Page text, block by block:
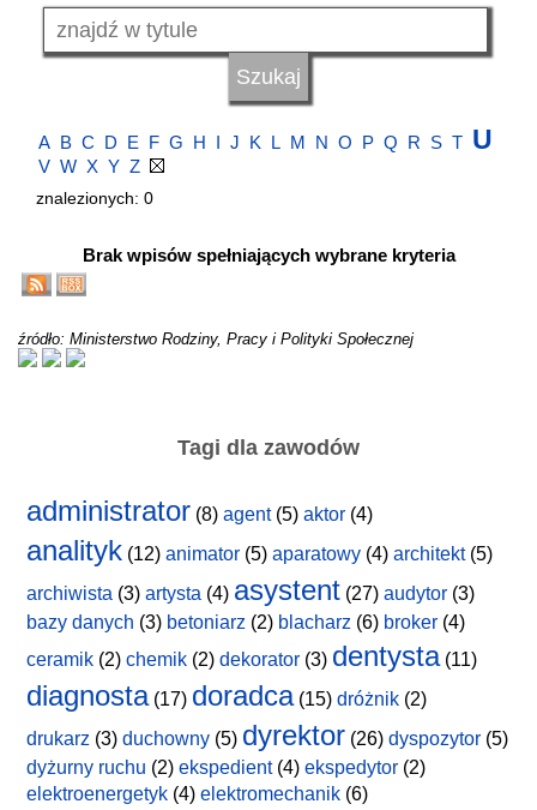
A B C D E F G H I J K L M N O P Q R S T U
V W X Y Z
znalezionych: 0
Brak wpisów spełniających wybrane kryteria
źródło: Ministerstwo Rodziny, Pracy i Polityki Społecznej
Tagi dla zawodów
administrator (8) agent(5) aktor (4)
analityk (12) animator (5) aparatowy (4) architekt(5)
archiwista (3) artysta (4) asystent (27) audytor (3)
bazy danych (3) betoniarz (2) blacharz (6) broker (4)
ceramik (2) chemik (2) dekorator (3) dentysta(11)
diagnosta(17) doradca(15) dróżnik (2)
drukarz (3) duchowny (5) dyrektor (26) dyspozytor (5)
dyżurny ruchu (2) ekspedient(4) ekspedytor (2)
elektroenergetyk (4) elektromechanik (6)